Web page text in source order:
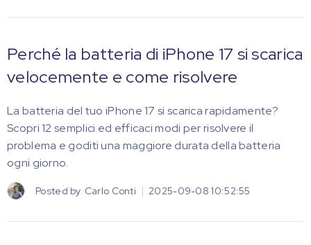
Perché la batteria di iPhone 17 si scarica
velocemente e come risolvere
La batteria del tuo iPhone 17 si scarica rapidamente?
Scopri 12 semplici ed efficaci modi per risolvere il
problema e goditi una maggiore durata della batteria
ogni giorno.
Posted by Carlo Conti 2025-09-08 10:52:55